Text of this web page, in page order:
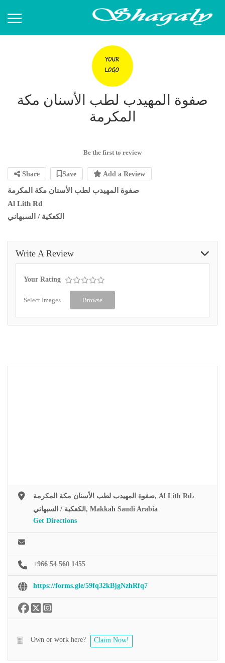
صفوة المهيدب لطب الأسنان مكة
المكرمة
Be the first to review
Share Save Add a Review
صفوة المهيدب لطب الأسنان مكة المكرمة
Al Lith Rd
الكعكية / السبهاني
Write A Review
Your Rating
Select Images Browse
صفوة المهيدب لطب الأسنان مكة المكرمة, Al Lith Rd،
الكعكية / السبهاني, Makkah Saudi Arabia
Get Directions
+966 54 560 1455
https://forms.gle/59fq32kBjgNzhRfq7
Own or work here? Claim Now!